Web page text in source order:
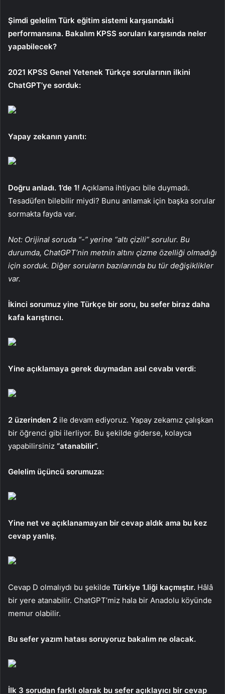
Şimdi gelelim Türk eğitim sistemi karşısındaki
performansına. Bakalım KPSS soruları karşısında neler
yapabilecek?
2021 KPSS Genel Yetenek Türkçe sorularının ilkini
ChatGPT’ye sorduk:
Yapay zekanın yanıtı:
Doğru anladı. 1’de 1! Açıklama ihtiyacı bile duymadı.
Tesadüfen bilebilir miydi? Bunu anlamak için başka sorular
sormakta fayda var.
Not: Orijinal soruda “-” yerine “altı çizili” sorulur. Bu
durumda, ChatGPT’nin metnin altını çizme özelliği olmadığı
için sorduk. Diğer soruların bazılarında bu tür değişiklikler
var.
İkinci sorumuz yine Türkçe bir soru, bu sefer biraz daha
kafa karıştırıcı.
Yine açıklamaya gerek duymadan asıl cevabı verdi:
2 üzerinden 2 ile devam ediyoruz. Yapay zekamız çalışkan
bir öğrenci gibi ilerliyor. Bu şekilde giderse, kolayca
yapabilirsiniz “atanabilir”.
Gelelim üçüncü sorumuza:
Yine net ve açıklanamayan bir cevap aldık ama bu kez
cevap yanlış.
Cevap D olmalıydı bu şekilde Türkiye 1.liği kaçmıştır. Hâlâ
bir yere atanabilir. ChatGPT’miz hala bir Anadolu köyünde
memur olabilir.
Bu sefer yazım hatası soruyoruz bakalım ne olacak.
İlk 3 sorudan farklı olarak bu sefer açıklayıcı bir cevap